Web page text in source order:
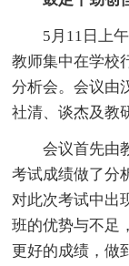
5月11日上午
教师集中在学校
分析会。会议由
社清、谈杰及教
会议首先由教
考试成绩做了分
对此次考试中出
班的优势与不足
更好的成绩，做